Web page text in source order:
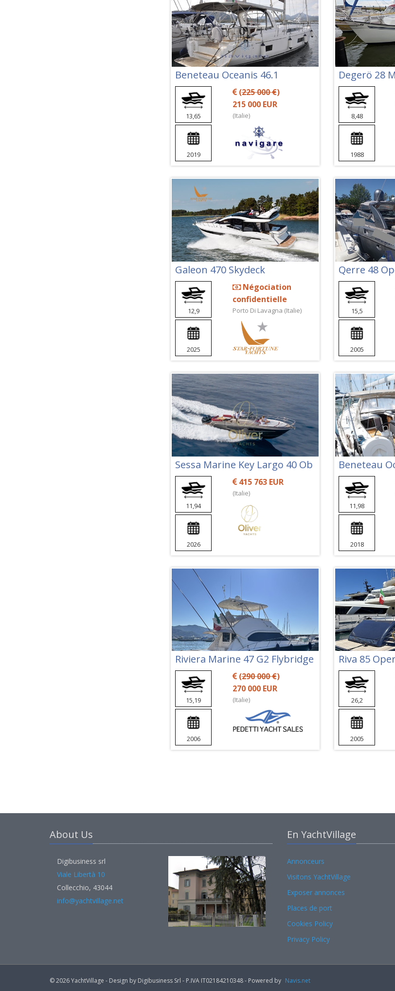
Beneteau Oceanis 46.1
13,65
2019
(225 000 €)
215 000 EUR
(Italie)
Degerö 28
8,48
1988
Galeon 470 Skydeck
12,9
2025
Négociation
confidentielle
Porto Di Lavagna (Italie)
Qerre 48
15,5
2005
Sessa Marine Key Largo 40 Ob
11,94
2026
415 763 EUR
(Italie)
Beneteau
11,98
2018
Riviera Marine 47 G2 Flybridge
15,19
2006
(290 000 €)
270 000 EUR
(Italie)
Riva 85
26,2
2005
About Us
Digibusiness srl
Viale Libertà 10
Collecchio, 43044
info@yachtvillage.net
En YachtVillage
Annonceurs
Visitons YachtVillage
Exposer annonces
Places de port
Cookies Policy
Privacy Policy
© 2026 YachtVillage - Design by Digibusiness Srl - P.IVA IT02184210348 - Powered by Navis.net